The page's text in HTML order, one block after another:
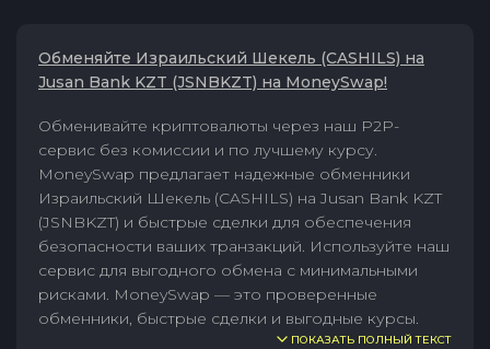
Обменяйте Израильский Шекель (CASHILS) на
Jusan Bank KZT (JSNBKZT) на MoneySwap!
Обменивайте криптовалюты через наш P2P-
сервис без комиссии и по лучшему курсу.
MoneySwap предлагает надежные обменники
Израильский Шекель (CASHILS) на Jusan Bank KZT
(JSNBKZT) и быстрые сделки для обеспечения
безопасности ваших транзакций. Используйте наш
сервис для выгодного обмена с минимальными
рисками. MoneySwap — это проверенные
обменники, быстрые сделки и выгодные курсы.
ПОКАЗАТЬ ПОЛНЫЙ ТЕКСТ